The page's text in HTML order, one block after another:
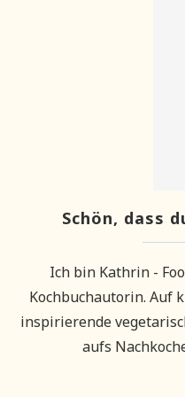
Schön, dass
Ich bin Kathrin -
Kochbuchautorin. Auf
inspirierende
aufs